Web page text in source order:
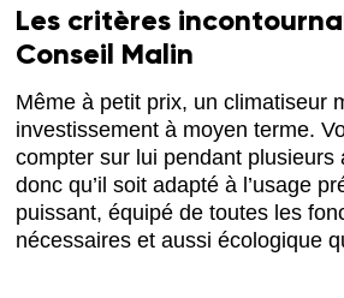
Les critères
Conseil Malin
Même à petit prix, un climatiseur
investissement à moyen terme.
compter sur lui pendant plusieurs
donc qu’il soit adapté à l’usage
puissant, équipé de toutes les
nécessaires et aussi écologique